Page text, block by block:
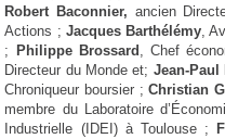
Robert Baconnier, ancien
Actions ; Jacques Barthélémy,
;
Philippe Brossard , Chef
Directeur du Monde et; Jean-Paul
Chroniqueur boursier ;Christian
membre du Laboratoire
Industrielle (IDEI) à Toulouse ;